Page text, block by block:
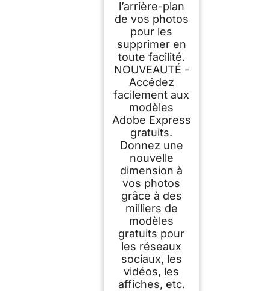
l’arrière-plan
de vos photos
pour les
supprimer en
toute facilité.
NOUVEAUTÉ -
Accédez
facilement aux
modèles
Adobe Express
gratuits.
Donnez une
nouvelle
dimension à
vos photos
grâce à des
milliers de
modèles
gratuits pour
les réseaux
sociaux, les
vidéos, les
affiches, etc.